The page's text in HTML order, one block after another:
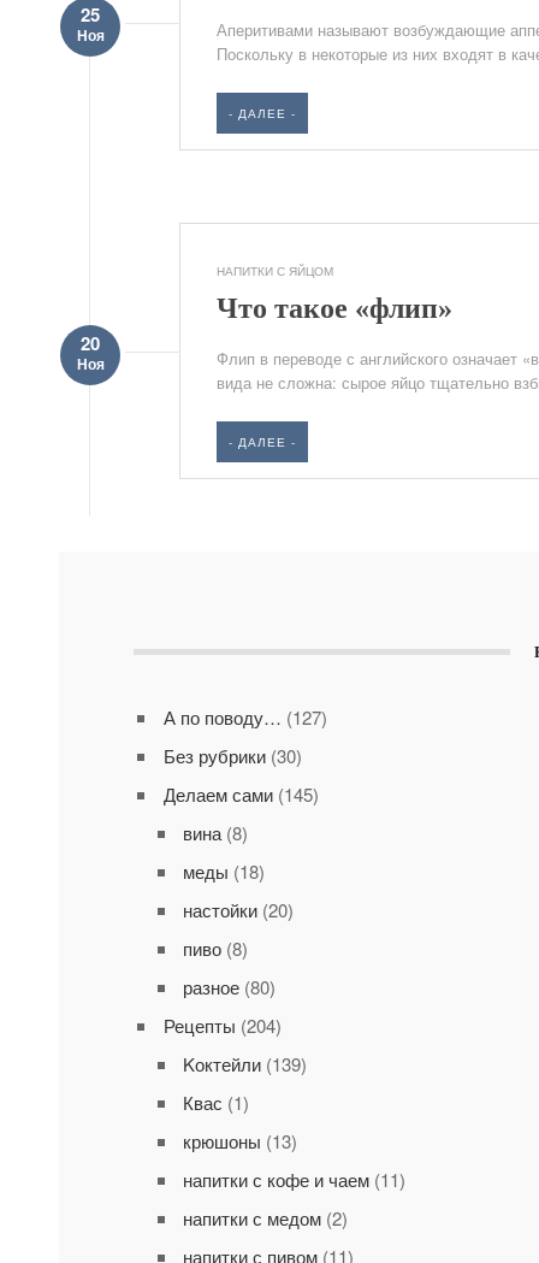
25
Ноя
Аперитивами называют возбуждающие
Поскольку в некоторые из них входят в
- ДАЛЕЕ -
НАПИТКИ С ЯЙЦОМ
Что такое «флип»
20
Ноя
Флип в переводе с английского означает
вида не сложна: сырое яйцо тщательно
- ДАЛЕЕ -
А по поводу… (127)
Без рубрики(30)
Делаем сами(145)
вина(8)
меды (18)
настойки(20)
пиво(8)
разное(80)
Рецепты (204)
Kоктейли(139)
Квас (1)
крюшоны (13)
напитки с кофе и чаем(11)
напитки с медом(2)
напитки с пивом(11)